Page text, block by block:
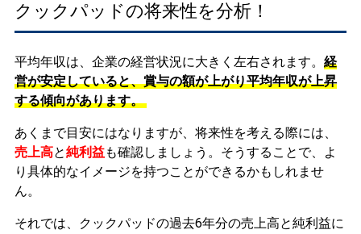
クックパッドの将来性を分析！
平均年収は、企業の経営状況に大きく左右されます。 経
営が安定していると、賞与の額が上がり平均年収が上昇
する傾向があります。
あくまで目安にはなりますが、将来性を考える際には、
売上高と純利益も確認しましょう。そうすることで、よ
り具体的なイメージを持つことができるかもしれませ
ん。
それでは、クックパッドの過去6年分の売上高と純利益に